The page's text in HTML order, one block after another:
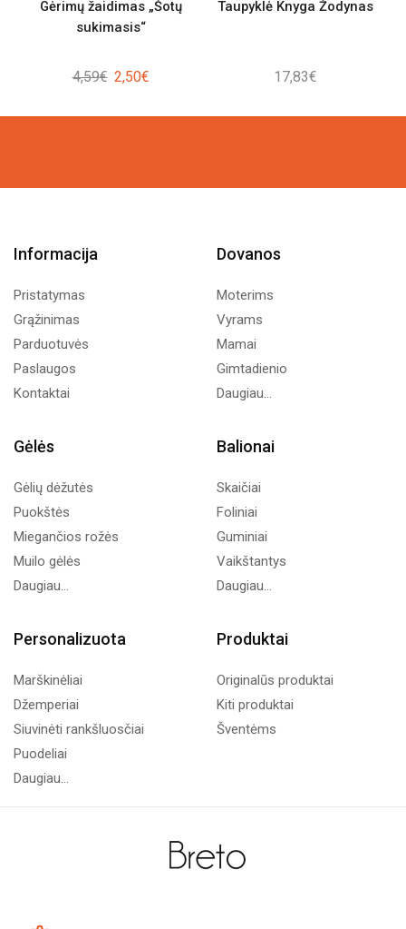
Gėrimų žaidimas „Šotų
sukimasis“
4,59€ Original
was:
2,50€Current
is:
Taupyklė Knyga Žodynas
17,83€
Informacija
Pristatymas
Grąžinimas
Parduotuvės
Paslaugos
Kontaktai
Dovanos
Moterims
Vyrams
Mamai
Gimtadienio
Daugiau...
Gėlės
Gėlių dėžutės
Puokštės
Miegančios rožės
Muilo gėlės
Daugiau...
Balionai
Skaičiai
Foliniai
Guminiai
Vaikštantys
Daugiau...
Personalizuota
Marškinėliai
Džemperiai
Siuvinėti rankšluosčiai
Puodeliai
Daugiau...
Produktai
Originalūs produktai
Kiti produktai
Šventėms